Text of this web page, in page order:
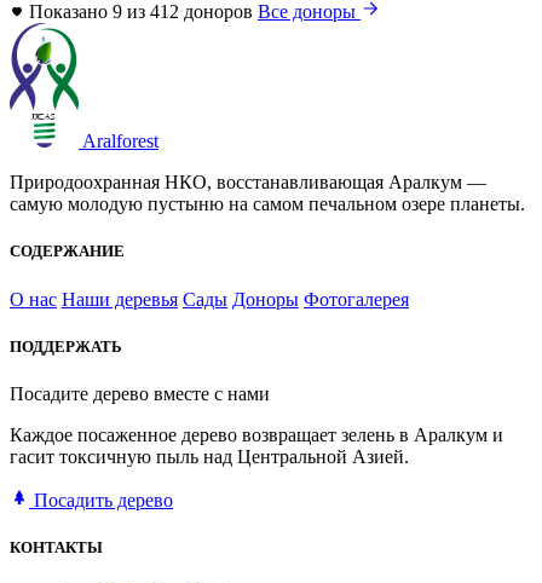
Показано 9 из 412 доноров Все доноры
Aralforest
Природоохранная НКО, восстанавливающая Аралкум —
самую молодую пустыню на самом печальном озере планеты.
СОДЕРЖАНИЕ
О нас Наши деревья Сады Доноры Фотогалерея
ПОДДЕРЖАТЬ
Посадите дерево вместе с нами
Каждое посаженное дерево возвращает зелень в Аралкум и
гасит токсичную пыль над Центральной Азией.
Посадить дерево
КОНТАКТЫ